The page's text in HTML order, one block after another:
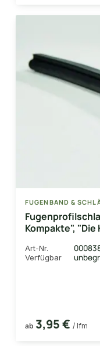
FUGENBAND &
Kompakte", "Die
Art-Nr.
Verfügbar
ab 3,95 € / lfm